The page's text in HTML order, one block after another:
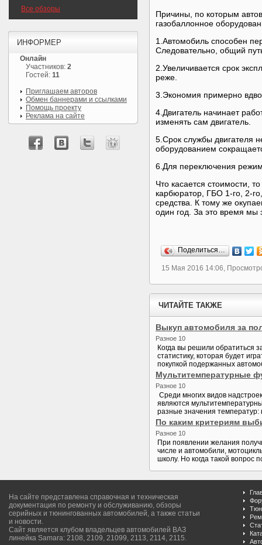
Причины, по которым
газобаллонное
1.Автомобиль способен
Следовательно, общий
2.Увеличивается срок
реже.
3.Экономия примерно
4.Двигатель начинает
изменять сам двигатель.
5.Срок службы двигателя
оборудованием
6.Для переключения
Что касается стоимости,
карбюратор, ГБО 1-го, 2-
средства. К тому же
один год. За это время мы
Поделиться…
15 Мая 2016 14:06,
ЧИТАЙТЕ ТАКЖЕ
Выкуп автомобиля за
Разное 10
Когда вы решили обратиться
статистику, которая будет
покупкой подержанных
Мультитемпературные
Разное 10
Среди многих видов
являются
разные значения
По каким критериям
Разное 10
При появлении желания
числе и автомобили,
школу. Но когда такой вопрос
Все обзоры
ИНФОРМЕР
Онлайн
Участников: 2
Гостей: 11
Приглашаем авторов
Обмен баннерами и ссылками
Помощь проекту
Реклама на сайте
На сайте представлена справочная и техническая
документация по ремонту и обслуживанию, обзоры
серийных и тюнингованных автомобилей, а также статьи
и новости.
Сайт является клубом владельцев автомобилей ВАЗ
линейка Samara: 2108, 2109, 21099, 2113, 2114, 2115.